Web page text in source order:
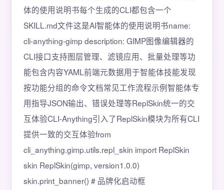
体的使用说明书每个生成的CLI都包含一个
SKILL.md文件这是AI智能体的使用说明书name:
cli-anything-gimp description: GIMP图像编辑器的
CLI接口支持图层管理、滤镜应用、批量处理等功
能包含内容YAML前端元数据用于智能体技能发现
按功能分组的命令文档常见工作流程示例智能体专
用指导JSON输出、错误处理等ReplSkin统一的交
互体验CLI-Anything引入了ReplSkin模块为所有CLI
提供一致的交互体验from
cli_anything.gimp.utils.repl_skin import ReplSkin
skin ReplSkin(gimp, version1.0.0)
skin.print_banner() # 品牌化启动框